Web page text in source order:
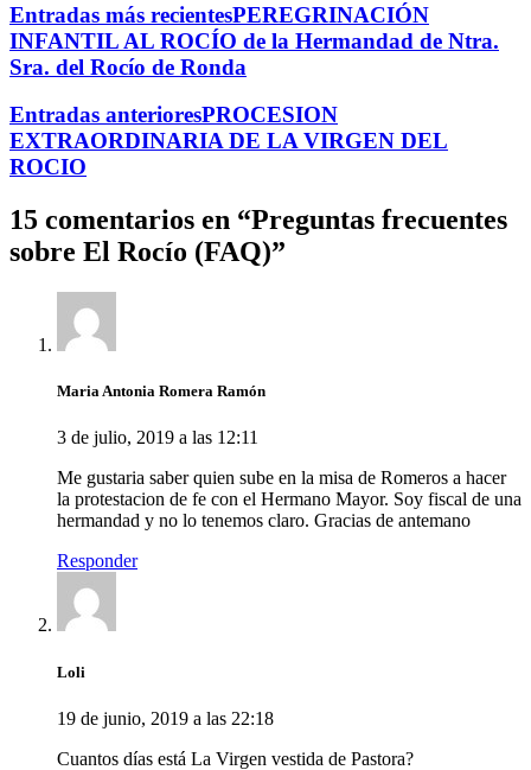
Entradas más recientesPEREGRINACIÓN
INFANTIL AL ROCÍO de la Hermandad de Ntra.
Sra. del Rocío de Ronda
Entradas anterioresPROCESION
EXTRAORDINARIA DE LA VIRGEN DEL
ROCIO
15 comentarios en “Preguntas frecuentes
sobre El Rocío (FAQ)”
Maria Antonia Romera Ramón
3 de julio, 2019 a las 12:11
Me gustaria saber quien sube en la misa de Romeros a hacer
la protestacion de fe con el Hermano Mayor. Soy fiscal de una
hermandad y no lo tenemos claro. Gracias de antemano
Responder
Loli
19 de junio, 2019 a las 22:18
Cuantos días está La Virgen vestida de Pastora?